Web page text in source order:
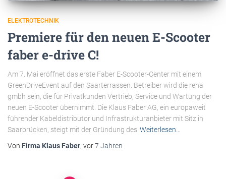
ELEKTROTECHNIK
Premiere für den neuen E-Scooter
faber e-drive C!
Am 7. Mai eröffnet das erste Faber E-Scooter-Center mit einem
GreenDriveEvent auf den Saarterrassen. Betreiber wird die reha
gmbh sein, die für Privatkunden Vertrieb, Service und Wartung der
neuen E-Scooter übernimmt. Die Klaus Faber AG, ein europaweit
führender Kabeldistributor und Infrastrukturanbieter mit Sitz in
Saarbrücken, steigt mit der Gründung des Weiterlesen…
Von Firma Klaus Faber, vor7 Jahren